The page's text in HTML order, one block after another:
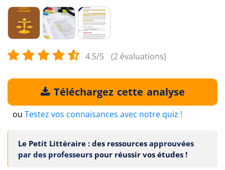
4.5/5 (2 évaluations)
Téléchargez cette analyse
ou Testez vos connaisances avec notre quiz !
Le Petit Littéraire : des ressources approuvées
par des professeurs pour réussir vos études !